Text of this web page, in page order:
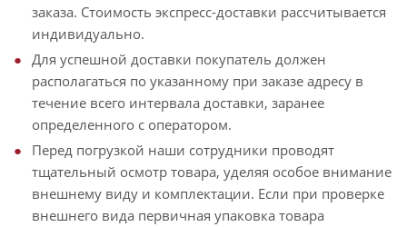
заказа. Стоимость экспресс-доставки рассчитывается
индивидуально.
Для успешной доставки покупатель должен
располагаться по указанному при заказе адресу в
течение всего интервала доставки, заранее
определенного с оператором.
Перед погрузкой наши сотрудники проводят
тщательный осмотр товара, уделяя особое внимание
внешнему виду и комплектации. Если при проверке
внешнего вида первичная упаковка товара